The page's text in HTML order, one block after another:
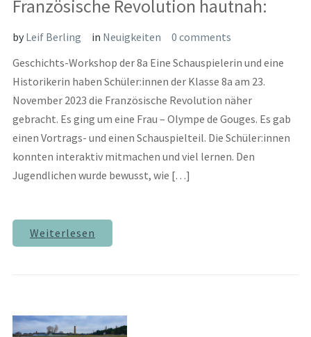
Französische Revolution hautnah:
byLeif Berling in Neuigkeiten
0 comments
Geschichts-Workshop der 8a Eine Schauspielerin und eine
Historikerin haben Schüler:innen der Klasse 8a am 23.
November 2023 die Französische Revolution näher
gebracht. Es ging um eine Frau – Olympe de Gouges. Es gab
einen Vortrags- und einen Schauspielteil. Die Schüler:innen
konnten interaktiv mitmachen und viel lernen. Den
Jugendlichen wurde bewusst, wie […]
Weiterlesen